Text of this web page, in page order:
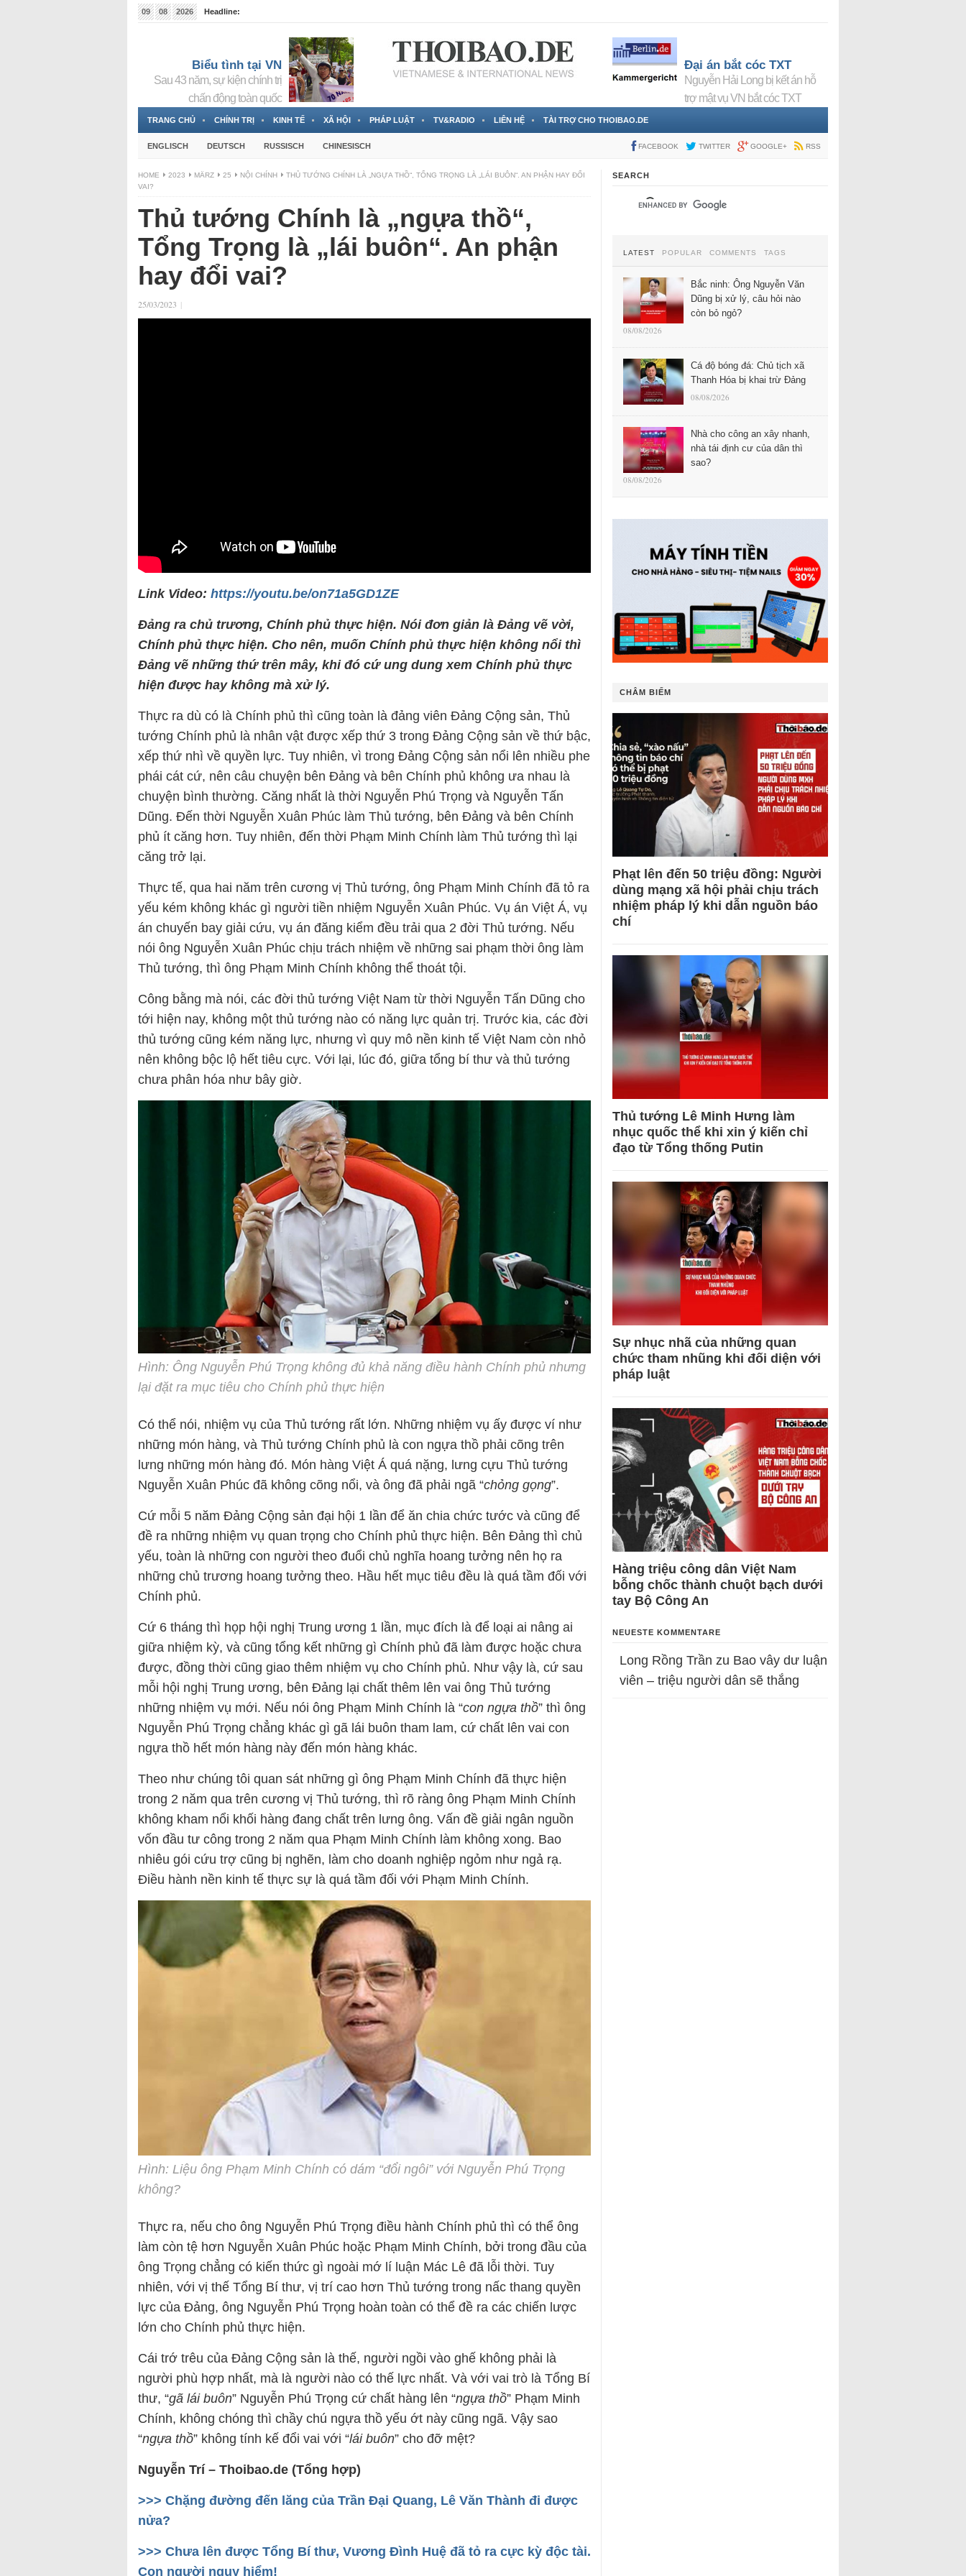
09 08 2026
Headline:
Biểu tình tại VN
Sau 43 năm, sự kiện chính trị
chấn động toàn quốc
Đại án bắt cóc TXT
Nguyễn Hải Long bị kết án hỗ
trợ mật vụ VN bắt cóc TXT
TRANG CHỦ CHÍNH TRỊ KINH TẾ XÃ HỘI PHÁP LUẬT TV&RADIO LIÊN HỆ TÀI TRỢ CHO THOIBAO.DE
ENGLISCH DEUTSCH RUSSISCH CHINESISCH FACEBOOK TWITTER GOOGLE+ RSS
HOME 2023 MÄRZ 25 NỘI CHÍNH
THỦ TƯỚNG CHÍNH LÀ „NGỰA THỒ“, TỔNG TRỌNG LÀ „LÁI BUÔN“. AN PHẬN HAY ĐỔI
VAI?
Thủ tướng Chính là „ngựa thồ“,
Tổng Trọng là „lái buôn“. An phận
hay đổi vai?
25/03/2023 |
Link Video: https://youtu.be/on71a5GD1ZE
Đảng ra chủ trương, Chính phủ thực hiện. Nói đơn giản là Đảng vẽ vời,
Chính phủ thực hiện. Cho nên, muốn Chính phủ thực hiện không nổi thì
Đảng vẽ những thứ trên mây, khi đó cứ ung dung xem Chính phủ thực
hiện được hay không mà xử lý.
Thực ra dù có là Chính phủ thì cũng toàn là đảng viên Đảng Cộng sản, Thủ
tướng Chính phủ là nhân vật được xếp thứ 3 trong Đảng Cộng sản về thứ bậc,
xếp thứ nhì về quyền lực. Tuy nhiên, vì trong Đảng Cộng sản nổi lên nhiều phe
phái cát cứ, nên câu chuyện bên Đảng và bên Chính phủ không ưa nhau là
chuyện bình thường. Căng nhất là thời Nguyễn Phú Trọng và Nguyễn Tấn
Dũng. Đến thời Nguyễn Xuân Phúc làm Thủ tướng, bên Đảng và bên Chính
phủ ít căng hơn. Tuy nhiên, đến thời Phạm Minh Chính làm Thủ tướng thì lại
căng trở lại.
Thực tế, qua hai năm trên cương vị Thủ tướng, ông Phạm Minh Chính đã tỏ ra
yếu kém không khác gì người tiền nhiệm Nguyễn Xuân Phúc. Vụ án Việt Á, vụ
án chuyến bay giải cứu, vụ án đăng kiểm đều trải qua 2 đời Thủ tướng. Nếu
nói ông Nguyễn Xuân Phúc chịu trách nhiệm về những sai phạm thời ông làm
Thủ tướng, thì ông Phạm Minh Chính không thể thoát tội.
Công bằng mà nói, các đời thủ tướng Việt Nam từ thời Nguyễn Tấn Dũng cho
tới hiện nay, không một thủ tướng nào có năng lực quản trị. Trước kia, các đời
thủ tướng cũng kém năng lực, nhưng vì quy mô nền kinh tế Việt Nam còn nhỏ
nên không bộc lộ hết tiêu cực. Với lại, lúc đó, giữa tổng bí thư và thủ tướng
chưa phân hóa như bây giờ.
Hình: Ông Nguyễn Phú Trọng không đủ khả năng điều hành Chính phủ nhưng
lại đặt ra mục tiêu cho Chính phủ thực hiện
Có thể nói, nhiệm vụ của Thủ tướng rất lớn. Những nhiệm vụ ấy được ví như
những món hàng, và Thủ tướng Chính phủ là con ngựa thồ phải cõng trên
lưng những món hàng đó. Món hàng Việt Á quá nặng, lưng cựu Thủ tướng
Nguyễn Xuân Phúc đã không cõng nổi, và ông đã phải ngã “chỏng gọng”.
Cứ mỗi 5 năm Đảng Cộng sản đại hội 1 lần để ăn chia chức tước và cũng để
đề ra những nhiệm vụ quan trọng cho Chính phủ thực hiện. Bên Đảng thì chủ
yếu, toàn là những con người theo đuổi chủ nghĩa hoang tưởng nên họ ra
những chủ trương hoang tưởng theo. Hầu hết mục tiêu đều là quá tầm đối với
Chính phủ.
Cứ 6 tháng thì họp hội nghị Trung ương 1 lần, mục đích là để loại ai nâng ai
giữa nhiệm kỳ, và cũng tổng kết những gì Chính phủ đã làm được hoặc chưa
được, đồng thời cũng giao thêm nhiệm vụ cho Chính phủ. Như vậy là, cứ sau
mỗi hội nghị Trung ương, bên Đảng lại chất thêm lên vai ông Thủ tướng
những nhiệm vụ mới. Nếu nói ông Phạm Minh Chính là “con ngựa thồ” thì ông
Nguyễn Phú Trọng chẳng khác gì gã lái buôn tham lam, cứ chất lên vai con
ngựa thồ hết món hàng này đến món hàng khác.
Theo như chúng tôi quan sát những gì ông Phạm Minh Chính đã thực hiện
trong 2 năm qua trên cương vị Thủ tướng, thì rõ ràng ông Phạm Minh Chính
không kham nổi khối hàng đang chất trên lưng ông. Vấn đề giải ngân nguồn
vốn đầu tư công trong 2 năm qua Phạm Minh Chính làm không xong. Bao
nhiêu gói cứu trợ cũng bị nghẽn, làm cho doanh nghiệp ngỏm như ngả rạ.
Điều hành nền kinh tế thực sự là quá tầm đối với Phạm Minh Chính.
Hình: Liệu ông Phạm Minh Chính có dám “đổi ngôi” với Nguyễn Phú Trọng
không?
Thực ra, nếu cho ông Nguyễn Phú Trọng điều hành Chính phủ thì có thể ông
làm còn tệ hơn Nguyễn Xuân Phúc hoặc Phạm Minh Chính, bởi trong đầu của
ông Trọng chẳng có kiến thức gì ngoài mớ lí luận Mác Lê đã lỗi thời. Tuy
nhiên, với vị thế Tổng Bí thư, vị trí cao hơn Thủ tướng trong nấc thang quyền
lực của Đảng, ông Nguyễn Phú Trọng hoàn toàn có thể đề ra các chiến lược
lớn cho Chính phủ thực hiện.
Cái trớ trêu của Đảng Cộng sản là thế, người ngồi vào ghế không phải là
người phù hợp nhất, mà là người nào có thế lực nhất. Và với vai trò là Tổng Bí
thư, “gã lái buôn” Nguyễn Phú Trọng cứ chất hàng lên “ngựa thồ” Phạm Minh
Chính, không chóng thì chầy chú ngựa thồ yếu ớt này cũng ngã. Vậy sao
“ngựa thồ” không tính kế đổi vai với “lái buôn” cho đỡ mệt?
Nguyễn Trí – Thoibao.de (Tổng hợp)
>>> Chặng đường đến lăng của Trần Đại Quang, Lê Văn Thành đi được
nửa?
>>> Chưa lên được Tổng Bí thư, Vương Đình Huệ đã tỏ ra cực kỳ độc tài.
Con người nguy hiểm!
SEARCH
LATEST POPULAR COMMENTS TAGS
Bắc ninh: Ông Nguyễn Văn
Dũng bị xử lý, câu hỏi nào
còn bỏ ngỏ?
08/08/2026
Cá độ bóng đá: Chủ tịch xã
Thanh Hóa bị khai trừ Đảng
08/08/2026
Nhà cho công an xây nhanh,
nhà tái định cư của dân thì
sao?
08/08/2026
CHÂM BIẾM
Phạt lên đến 50 triệu đồng: Người
dùng mạng xã hội phải chịu trách
nhiệm pháp lý khi dẫn nguồn báo
chí
Thủ tướng Lê Minh Hưng làm
nhục quốc thể khi xin ý kiến chỉ
đạo từ Tổng thống Putin
Sự nhục nhã của những quan
chức tham nhũng khi đối diện với
pháp luật
Hàng triệu công dân Việt Nam
bỗng chốc thành chuột bạch dưới
tay Bộ Công An
NEUESTE KOMMENTARE
Long Rồng Trần zu Bao vây dư luận
viên – triệu người dân sẽ thắng